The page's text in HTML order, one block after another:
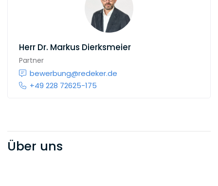
Herr Dr. Markus Dierksmeier
Partner
bewerbung@redeker.de
+49 228 72625-175
Über uns